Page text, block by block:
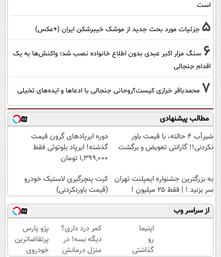
است
5 جزئیات مورد بحث جدید از موشک خیبرشکن ایران (+عکس)
6 سنگ مزار اکبر عبدی بدون اطلاع خانواده نصب شد؛ واکنش‌ها به یک
اقدام جنجالی
7 محمدباقر خرازی کیست؟روحانی جنجالی با ادعاها و ایده‌های تخیلی
مطالب پیشنهادی
شیر‌آب ۴ حالته، با قیمت باور
نکردنی!! گارانتی تعویض و برگشت
دوره ایرپاد‌های گرون قیمت
گذشته! ایرپاد بلوتوثی فقط
1,399,000 تومان
به بزرگترین جشنواره ایمپلنت تهران
سر بزنید ! | فقط ۲۵ میلیون !
کیت پنچرگیری لاستیک خودرو
(قیمت باورنکردنی)
از سراسر وب
اپتیما
رو
گذاشتی
کمر درد داری؟
دیگه بسه! در
منزل درمانش
پژو پارس
پرتقاضاترین
خودروی